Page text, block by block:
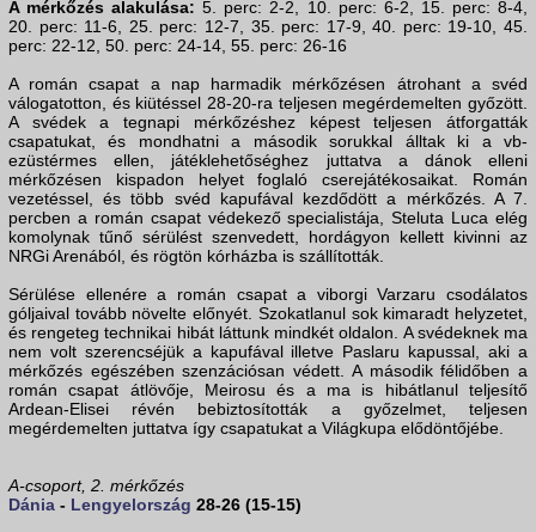
A mérkőzés alakulása: 5. perc: 2-2, 10. perc: 6-2, 15. perc: 8-4,
20. perc: 11-6, 25. perc: 12-7, 35. perc: 17-9, 40. perc: 19-10, 45.
perc: 22-12, 50. perc: 24-14, 55. perc: 26-16
A román csapat a nap harmadik mérkőzésen átrohant a svéd
válogatotton, és kiütéssel 28-20-ra teljesen megérdemelten győzött.
A svédek a tegnapi mérkőzéshez képest teljesen átforgatták
csapatukat, és mondhatni a második sorukkal álltak ki a vb-
ezüstérmes ellen, játéklehetőséghez juttatva a dánok elleni
mérkőzésen kispadon helyet foglaló cserejátékosaikat. Román
vezetéssel, és több svéd kapufával kezdődött a mérkőzés. A 7.
percben a román csapat védekező specialistája, Steluta Luca elég
komolynak tűnő sérülést szenvedett, hordágyon kellett kivinni az
NRGi Arenából, és rögtön kórházba is szállították.
Sérülése ellenére a román csapat a viborgi Varzaru csodálatos
góljaival tovább növelte előnyét. Szokatlanul sok kimaradt helyzetet,
és rengeteg technikai hibát láttunk mindkét oldalon. A svédeknek ma
nem volt szerencséjük a kapufával illetve Paslaru kapussal, aki a
mérkőzés egészében szenzációsan védett. A második félidőben a
román csapat átlövője, Meirosu és a ma is hibátlanul teljesítő
Ardean-Elisei révén bebiztosították a győzelmet, teljesen
megérdemelten juttatva így csapatukat a Világkupa elődöntőjébe.
A-csoport, 2. mérkőzés
Dánia - Lengyelország 28-26 (15-15)